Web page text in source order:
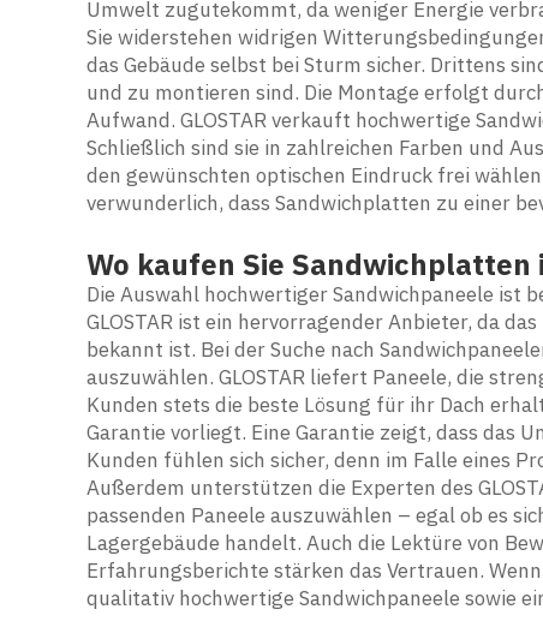
Umwelt zugutekommt, da weniger Energie
Sie widerstehen widrigen
das Gebäude selbst bei Sturm sicher. Drittens
und zu montieren sind. Die Montage erfolgt
Aufwand. GLOSTAR verkauft hochwertige
Schließlich sind sie in zahlreichen Farben und
den gewünschten optischen Eindruck frei
verwunderlich, dass Sandwichplatten zu einer
Wo kaufen Sie
Die Auswahl hochwertiger Sandwichpaneele ist
GLOSTAR ist ein hervorragender Anbieter, da
bekannt ist. Bei der Suche nach
auszuwählen. GLOSTAR liefert Paneele, die
Kunden stets die beste Lösung für ihr Dach
Garantie vorliegt. Eine Garantie zeigt, dass das
Kunden fühlen sich sicher, denn im Falle eines
Außerdem unterstützen die Experten des
passenden Paneele auszuwählen – egal ob es
Lagergebäude handelt. Auch die Lektüre von
Erfahrungsberichte stärken das Vertrauen.
qualitativ hochwertige Sandwichpaneele sowie